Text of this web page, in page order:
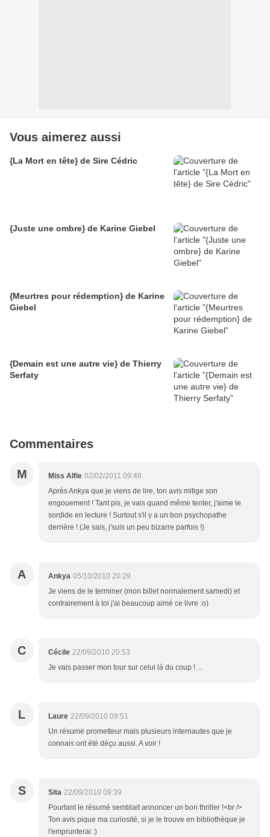
Vous aimerez aussi
{La Mort en tête} de Sire Cédric
{Juste une ombre} de Karine Giebel
{Meurtres pour rédemption} de Karine
Giebel
{Demain est une autre vie} de Thierry
Serfaty
Commentaires
M Miss Alfie 02/02/2011 09:46
Après Ankya que je viens de lire, ton avis mitige son
engouement ! Tant pis, je vais quand même tenter, j'aime le
sordide en lecture ! Surtout s'il y a un bon psychopathe
derrière ! (Je sais, j'suis un peu bizarre parfois !)
A Ankya 05/10/2010 20:29
Je viens de le terminer (mon billet normalement samedi) et
contrairement à toi j'ai beaucoup aimé ce livre :o)
C Cécile 22/09/2010 20:53
Je vais passer mon tour sur celui là du coup ! ...
L Laure 22/09/2010 09:51
Un résumé prometteur mais plusieurs internautes que je
connais ont été déçu aussi. A voir !
S Sita 22/09/2010 09:39
Pourtant le résumé semblait annoncer un bon thriller !<br />
Ton avis pique ma curiosité, si je le trouve en bibliothèque je
l'emprunterai :)